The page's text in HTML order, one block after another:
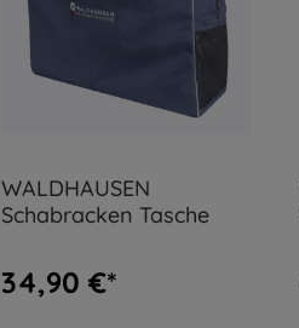
WALDHAUSEN
Schabracken Tasche
34,90 €*